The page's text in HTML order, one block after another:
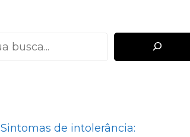
Sintomas de intolerância: